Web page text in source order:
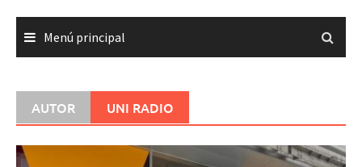
Menú principal
AUTOR UNI RADIO